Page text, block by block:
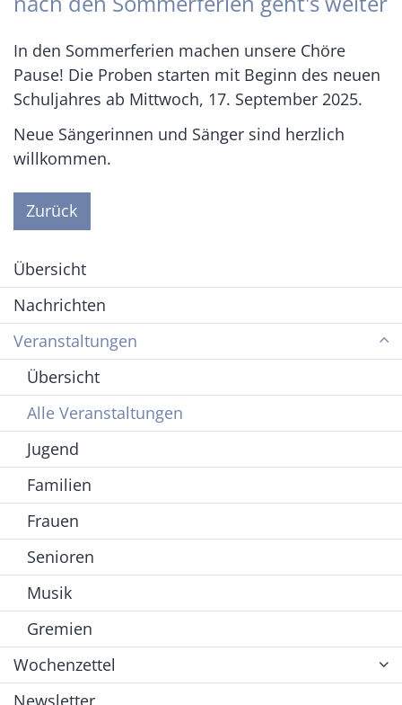
In den Sommerferien machen unsere Chöre
Pause! Die Proben starten mit Beginn des neuen
Schuljahres ab Mittwoch, 17. September 2025.
Neue Sängerinnen und Sänger sind herzlich
willkommen.
Zurück
Übersicht
Nachrichten
Veranstaltungen
Übersicht
Alle Veranstaltungen
Jugend
Familien
Frauen
Senioren
Musik
Gremien
Wochenzettel
Newsletter